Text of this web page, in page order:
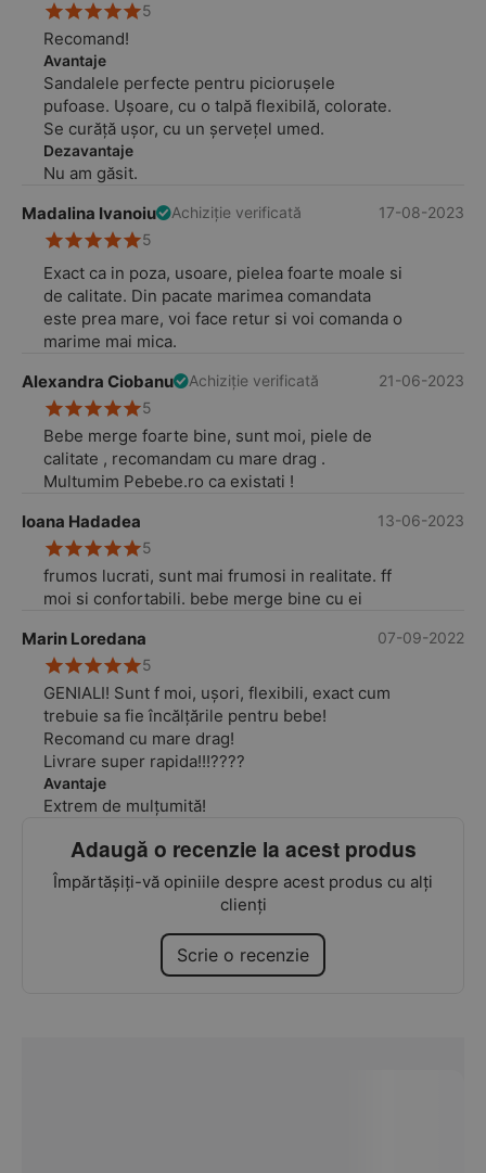
5
Recomand!
Avantaje
Sandalele perfecte pentru piciorușele
pufoase. Ușoare, cu o talpă flexibilă, colorate.
Se curăță ușor, cu un șervețel umed.
Dezavantaje
Nu am găsit.
Madalina Ivanoiu
Achiziție verificată
17-08-2023
5
Exact ca in poza, usoare, pielea foarte moale si
de calitate. Din pacate marimea comandata
este prea mare, voi face retur si voi comanda o
marime mai mica.
Alexandra Ciobanu
Achiziție verificată
21-06-2023
5
Bebe merge foarte bine, sunt moi, piele de
calitate , recomandam cu mare drag .
Multumim Pebebe.ro ca existati !
Ioana Hadadea
13-06-2023
5
frumos lucrati, sunt mai frumosi in realitate. ff
moi si confortabili. bebe merge bine cu ei
Marin Loredana
07-09-2022
5
GENIALI! Sunt f moi, ușori, flexibili, exact cum
trebuie sa fie încălțările pentru bebe!
Recomand cu mare drag!
Livrare super rapida!!!????
Avantaje
Extrem de mulțumită!
Adaugă o recenzie la acest produs
Împărtășiți-vă opiniile despre acest produs cu alți
clienți
Scrie o recenzie